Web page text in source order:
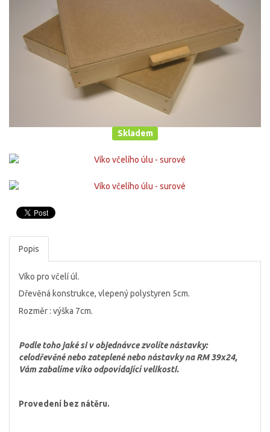
Skladem
Popis
Víko pro včelí úl.
Dřevěná konstrukce, vlepený polystyren 5cm.
Rozměr : výška 7cm.
Podle toho jaké si v objednávce zvolíte nástavky:
celodřevěné nebo zateplené nebo nástavky na RM 39x24,
Vám zabalíme víko odpovídající velikosti.
Provedení bez nátěru.